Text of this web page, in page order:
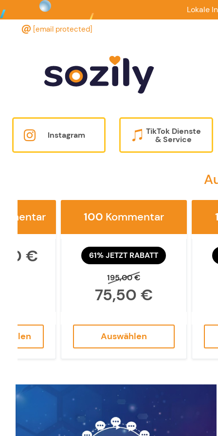
Lokale
[email protected]
Instagram
TikTok Dienste
& Service
€
100 Kommentar
61% JETZT RABATT
195,00 €
75,50 €
Auswählen